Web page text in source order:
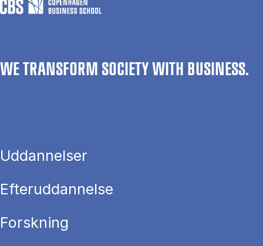
WE TRANSFORM SOCIETY WITH BUSINESS.
Uddannelser
Efteruddannelse
Forskning